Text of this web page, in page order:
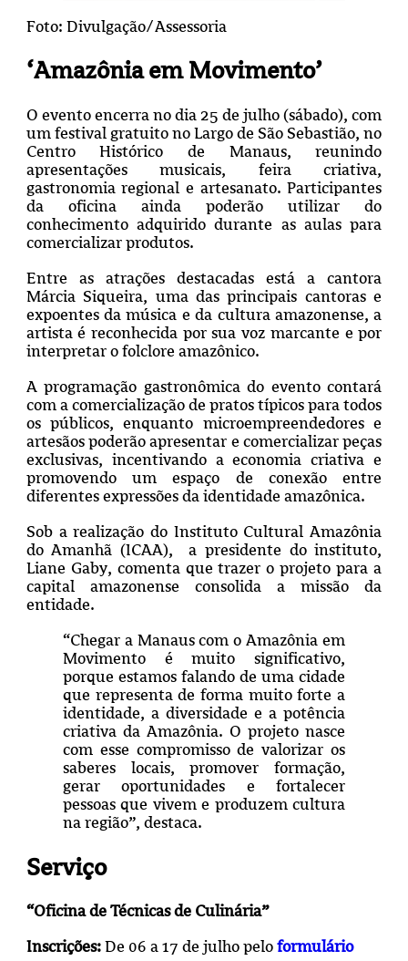
Foto: Divulgação/Assessoria
‘Amazônia em Movimento’
O evento encerra no dia 25 de julho (sábado), com
um festival gratuito no Largo de São Sebastião, no
Centro Histórico de Manaus, reunindo
apresentações musicais, feira criativa,
gastronomia regional e artesanato. Participantes
da oficina ainda poderão utilizar do
conhecimento adquirido durante as aulas para
comercializar produtos.
Entre as atrações destacadas está a cantora
Márcia Siqueira, uma das principais cantoras e
expoentes da música e da cultura amazonense, a
artista é reconhecida por sua voz marcante e por
interpretar o folclore amazônico.
A programação gastronômica do evento contará
com a comercialização de pratos típicos para todos
os públicos, enquanto microempreendedores e
artesãos poderão apresentar e comercializar peças
exclusivas, incentivando a economia criativa e
promovendo um espaço de conexão entre
diferentes expressões da identidade amazônica.
Sob a realização do Instituto Cultural Amazônia
do Amanhã (ICAA), a presidente do instituto,
Liane Gaby, comenta que trazer o projeto para a
capital amazonense consolida a missão da
entidade.
“Chegar a Manaus com o Amazônia em
Movimento é muito significativo,
porque estamos falando de uma cidade
que representa de forma muito forte a
identidade, a diversidade e a potência
criativa da Amazônia. O projeto nasce
com esse compromisso de valorizar os
saberes locais, promover formação,
gerar oportunidades e fortalecer
pessoas que vivem e produzem cultura
na região”, destaca.
Serviço
“Oficina de Técnicas de Culinária”
Inscrições:De 06 a 17 de julho pelo formulário